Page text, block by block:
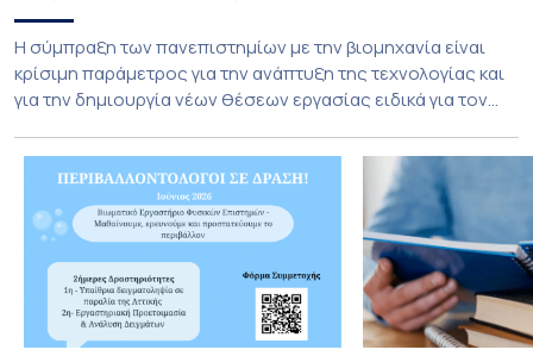
Η σύμπραξη των πανεπιστημίων με την βιομηχανία είναι
κρίσιμη παράμετρος για την ανάπτυξη της τεχνολογίας και
για την δημιουργία νέων θέσεων εργασίας ειδικά για τον
Επιστήμης & Τεχνολογίας Εθνικού και Καποδιστριακού
Πανεπιστημίου Αθηνών καινοτομεί και εγκαινιάζει μία νέα
εποχή στην συνεργασία με την Ελληνική βιομηχανία
Διαστημικής με την προσφορά […]